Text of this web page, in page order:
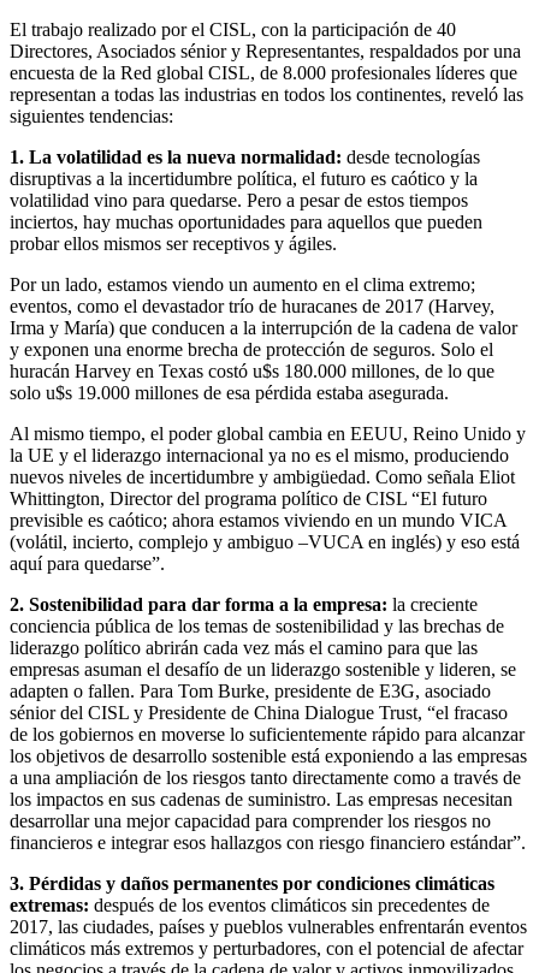
El trabajo realizado por el CISL, con la participación de 40
Directores, Asociados sénior y Representantes, respaldados por una
encuesta de la Red global CISL, de 8.000 profesionales líderes que
representan a todas las industrias en todos los continentes, reveló las
siguientes tendencias:
1. La volatilidad es la nueva normalidad: desde tecnologías
disruptivas a la incertidumbre política, el futuro es caótico y la
volatilidad vino para quedarse. Pero a pesar de estos tiempos
inciertos, hay muchas oportunidades para aquellos que pueden
probar ellos mismos ser receptivos y ágiles.
Por un lado, estamos viendo un aumento en el clima extremo;
eventos, como el devastador trío de huracanes de 2017 (Harvey,
Irma y María) que conducen a la interrupción de la cadena de valor
y exponen una enorme brecha de protección de seguros. Solo el
huracán Harvey en Texas costó u$s 180.000 millones, de lo que
solo u$s 19.000 millones de esa pérdida estaba asegurada.
Al mismo tiempo, el poder global cambia en EEUU, Reino Unido y
la UE y el liderazgo internacional ya no es el mismo, produciendo
nuevos niveles de incertidumbre y ambigüedad. Como señala Eliot
Whittington, Director del programa político de CISL “El futuro
previsible es caótico; ahora estamos viviendo en un mundo VICA
(volátil, incierto, complejo y ambiguo –VUCA en inglés) y eso está
aquí para quedarse”.
2. Sostenibilidad para dar forma a la empresa: la creciente
conciencia pública de los temas de sostenibilidad y las brechas de
liderazgo político abrirán cada vez más el camino para que las
empresas asuman el desafío de un liderazgo sostenible y lideren, se
adapten o fallen. Para Tom Burke, presidente de E3G, asociado
sénior del CISL y Presidente de China Dialogue Trust, “el fracaso
de los gobiernos en moverse lo suficientemente rápido para alcanzar
los objetivos de desarrollo sostenible está exponiendo a las empresas
a una ampliación de los riesgos tanto directamente como a través de
los impactos en sus cadenas de suministro. Las empresas necesitan
desarrollar una mejor capacidad para comprender los riesgos no
financieros e integrar esos hallazgos con riesgo financiero estándar”.
3. Pérdidas y daños permanentes por condiciones climáticas
extremas: después de los eventos climáticos sin precedentes de
2017, las ciudades, países y pueblos vulnerables enfrentarán eventos
climáticos más extremos y perturbadores, con el potencial de afectar